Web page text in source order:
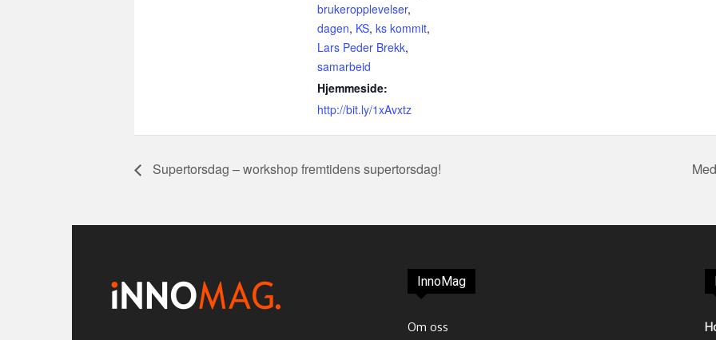
brukeropplevelser,
dagen, KS, ks kommit,
Lars Peder Brekk,
samarbeid
Hjemmeside:
http://bit.ly/1xAvxtz
Supertorsdag – workshop fremtidens supertorsdag!
InnoMag
Om oss